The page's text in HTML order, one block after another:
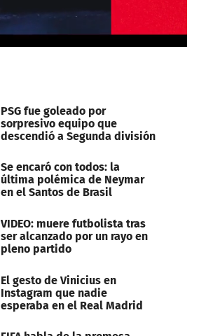
PSG fue goleado por
sorpresivo equipo que
descendió a Segunda división
Se encaró con todos: la
última polémica de Neymar
en el Santos de Brasil
VIDEO: muere futbolista tras
ser alcanzado por un rayo en
pleno partido
El gesto de Vinicius en
Instagram que nadie
esperaba en el Real Madrid